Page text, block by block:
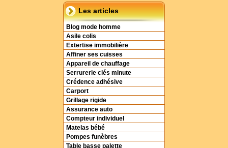
Les articles
Blog mode homme
Asile colis
Extertise immobilière
Affiner ses cuisses
Appareil de chauffage
Serrurerie clés minute
Crédence adhésive
Carport
Grillage rigide
Assurance auto
Compteur individuel
Matelas bébé
Pompes funèbres
Table basse palette